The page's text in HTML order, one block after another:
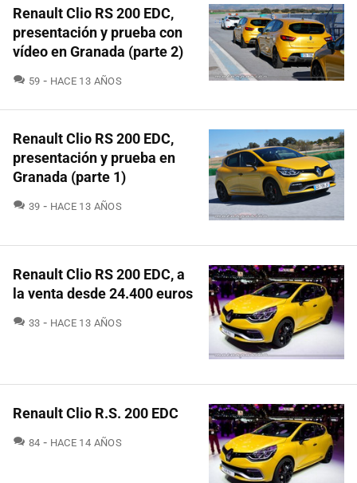
Renault Clio RS 200 EDC,
presentación y prueba con
vídeo en Granada (parte 2)
59 COMENTARIOS
HACE 13 AÑOS
Renault Clio RS 200 EDC,
presentación y prueba en
Granada (parte 1)
39 COMENTARIOS
HACE 13 AÑOS
Renault Clio RS 200 EDC, a
la venta desde 24.400 euros
33 COMENTARIOS
HACE 13 AÑOS
Renault Clio R.S. 200 EDC
84 COMENTARIOS
HACE 14 AÑOS